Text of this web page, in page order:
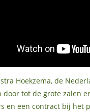
Hoekzema, de
tot de grote zalen
en een contract bij het